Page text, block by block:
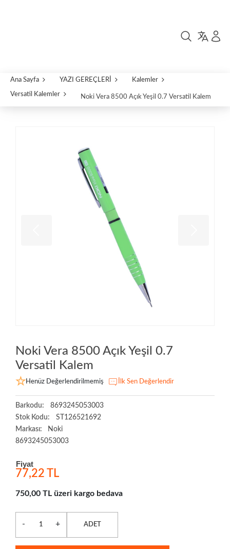
Ana Sayfa YAZI GEREÇLERİ Kalemler
Versatil Kalemler Noki Vera 8500 Açık Yeşil 0.7 Versatil Kalem
Noki Vera 8500 Açık Yeşil 0.7
Versatil Kalem
Henüz Değerlendirilmemiş İlk Sen Değerlendir
Barkodu:
8693245053003
Stok Kodu:
ST126521692
Markası:
Noki
8693245053003
Fiyat
77,22 TL
750,00 TL üzeri kargo bedava
- + ADET